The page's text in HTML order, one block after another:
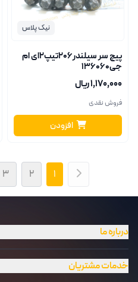
نیک پلاس
پیچ سر سیلندر206تیپ2ای ام
جی136060
۱٬۱۷۰٬۰۰۰ ریال
فروش نقدی
افزودن
۱ ۲ ۳
درباره ما
خدمات مشتریان